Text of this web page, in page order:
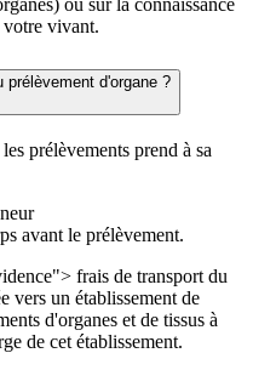
ou sur la connaissance
vivant.
d'organe ?
prélèvements prend à sa
avant le prélèvement.
frais de transport du
vers un établissement de
d'organes et de tissus à
de cet établissement.